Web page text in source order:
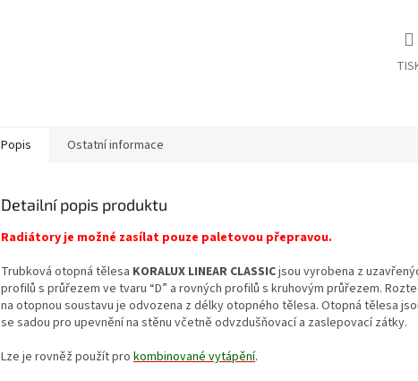
Popis Ostatní informace
Detailní popis produktu
Radiátory je možné zasílat pouze paletovou přepravou.
Trubková otopná tělesa KORALUX LINEAR CLASSICjsou vyrobena z
profilů s průřezem ve tvaru “D” a rovných profilů s kruhovým průřezem.
na otopnou soustavu je odvozena z délky otopného tělesa. Otopná tělesa
se sadou pro upevnění na stěnu včetně odvzdušňovací a zaslepovací zátky.
Lze je rovněž použít pro kombinované vytápění.